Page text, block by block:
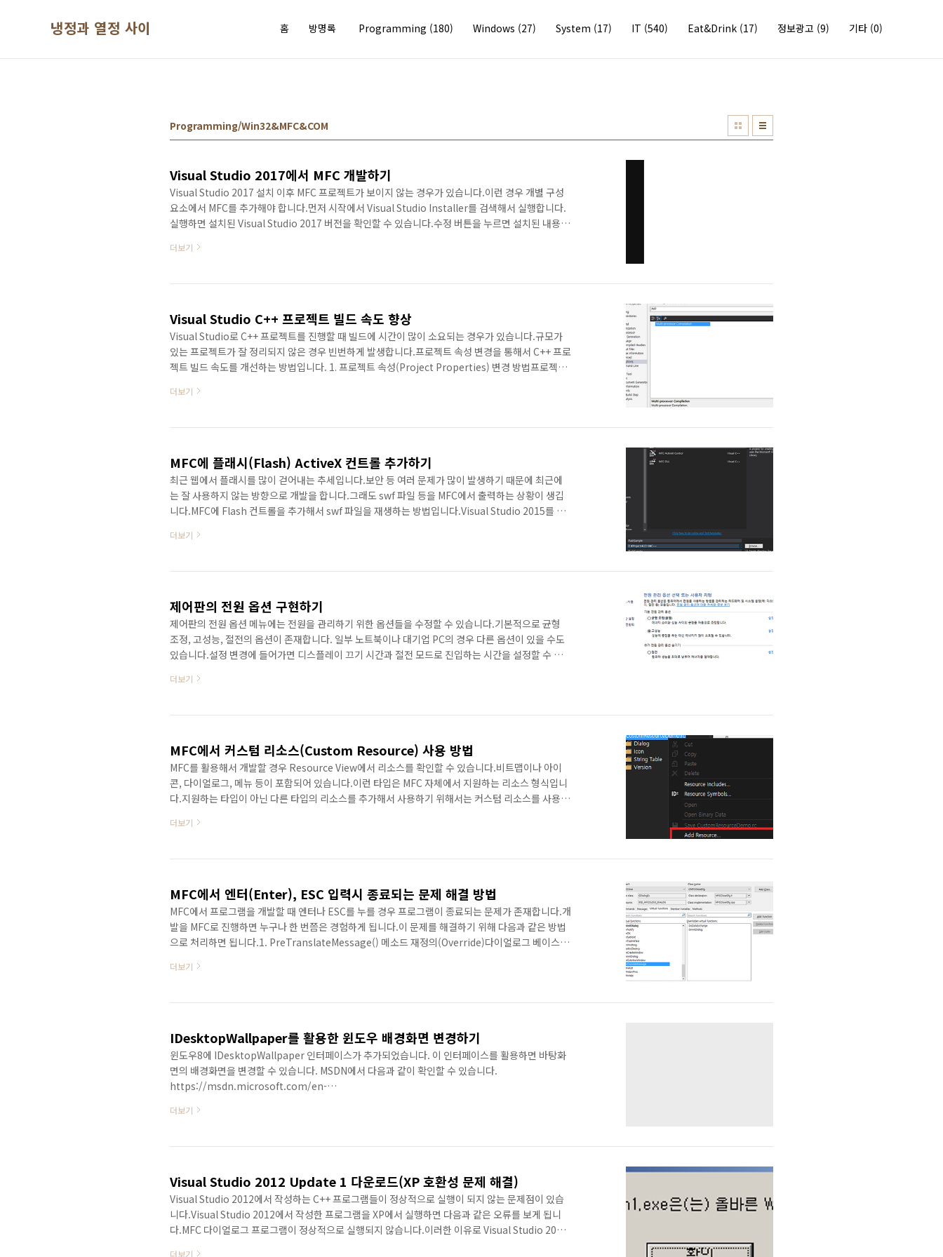
냉정과 열정 사이 홈 방명록 Programming (180) Windows (27) System (17) IT (540) Eat&Drink (17) 정보광고 (9) 기타 (0)
Programming/Win32&MFC&COM
Visual Studio 2017에서 MFC 개발하기
Visual Studio 2017 설치 이후 MFC 프로젝트가 보이지 않는 경우가 있습니다.이런 경우 개별 구성
요소에서 MFC를 추가해야 합니다.먼저 시작에서 Visual Studio Installer를 검색해서 실행합니다.
실행하면 설치된 Visual Studio 2017 버전을 확인할 수 있습니다.수정 버튼을 누르면 설치된 내용을
할 수 있습니다. 하단 부분의 MFC 및 ATL 지원(x86 및 x64)에 체크하고 좌측 하단의 수정 버튼을 누
좌측에서 C++의 MFC 옵션을 선택하면 MFC 응용프로그램 생..
더보기
Visual Studio C++ 프로젝트 빌드 속도 향상
Visual Studio로 C++ 프로젝트를 진행할 때 빌드에 시간이 많이 소요되는 경우가 있습니다.규모가
있는 프로젝트가 잘 정리되지 않은 경우 빈번하게 발생합니다.프로젝트 속성 변경을 통해서 C++ 프로
젝트 빌드 속도를 개선하는 방법입니다. 1. 프로젝트 속성(Project Properties) 변경 방법프로젝트
다.각 프로젝트 속성을 어디에 입력할지 모르는 경우 검색 방법은 다음과 같습니다.좌측의 C/C++과
하면 어디에 입력해야 되는지 표시가 됩니다. 2. 빌드 속도 최적화..
더보기
MFC에 플래시(Flash) ActiveX 컨트롤 추가하기
최근 웹에서 플래시를 많이 걷어내는 추세입니다.보안 등 여러 문제가 많이 발생하기 때문에 최근에
는 잘 사용하지 않는 방향으로 개발을 합니다.그래도 swf 파일 등을 MFC에서 출력하는 상황이 생깁
니다.MFC에 Flash 컨트롤을 추가해서 swf 파일을 재생하는 방법입니다.Visual Studio 2015를 기
로그 기반 프로젝트로 생성합니다. MFC 라이브러리를 static으로 사용하는 것 외에 다른 설정은 변
다. 다이얼로그 화면에서 마우스 오른쪽 클릭하면 메뉴가 표시됩니다.Insert ActiveX Contr..
더보기
제어판의 전원 옵션 구현하기
제어판의 전원 옵션 메뉴에는 전원을 관리하기 위한 옵션들을 수정할 수 있습니다.기본적으로 균형
조정, 고성능, 절전의 옵션이 존재합니다. 일부 노트북이나 대기업 PC의 경우 다른 옵션이 있을 수도
있습니다.설정 변경에 들어가면 디스플레이 끄기 시간과 절전 모드로 진입하는 시간을 설정할 수 있
가져오고 수정할 수 있는 API가 제공됩니다.Power Management Reference는 아래 링크를 통해
us/library/windows/desktop/aa373170(v=vs.85).aspx실제 값을 가져오기 위한 간단한 코드
더보기
MFC에서 커스텀 리소스(Custom Resource) 사용 방법
MFC를 활용해서 개발할 경우 Resource View에서 리소스를 확인할 수 있습니다.비트맵이나 아이
콘, 다이얼로그, 메뉴 등이 포함되어 있습니다.이런 타입은 MFC 자체에서 지원하는 리소스 형식입니
다.지원하는 타입이 아닌 다른 타입의 리소스를 추가해서 사용하기 위해서는 커스텀 리소스를 사용해
리소스에 추가하고 가져오는 방법입니다.먼저 Resource View로 이동해서 새로운 리소스를 추가합
니다.리소스를 추가할 수 있는 다이얼로그가 표시됩니다. 오른쪽에 있는 Import... 버튼을 클릭합니
더보기
MFC에서 엔터(Enter), ESC 입력시 종료되는 문제 해결 방법
MFC에서 프로그램을 개발할 때 엔터나 ESC를 누를 경우 프로그램이 종료되는 문제가 존재합니다.개
발을 MFC로 진행하면 누구나 한 번쯤은 경험하게 됩니다.이 문제를 해결하기 위해 다음과 같은 방법
으로 처리하면 됩니다.1. PreTranslateMessage() 메소드 재정의(Override)다이얼로그 베이스의
PreTranslateMessage() 메소드를 오버라이딩하는 방법입니다.이 메소드는 메시지가 처리되기 전
Wizard를 실행(Ctrl + Shift + X)합니다.Class name에는 Dlg가 뒤에 붙은 클래스..
더보기
IDesktopWallpaper를 활용한 윈도우 배경화면 변경하기
윈도우8에 IDesktopWallpaper 인터페이스가 추가되었습니다. 이 인터페이스를 활용하면 바탕화
면의 배경화면을 변경할 수 있습니다. MSDN에서 다음과 같이 확인할 수 있습니다.
https://msdn.microsoft.com/en-
기능을 쉽게 알 수 있습니다. 배경화면의 색을 지정하거나 이미지, 슬라이드쇼의 설정이 가능합니다.
::CoInitializeEx(nullptr, COINIT_APARTMENTTHREADED); CComPtr pWall..
더보기
Visual Studio 2012 Update 1 다운로드(XP 호환성 문제 해결)
Visual Studio 2012에서 작성하는 C++ 프로그램들이 정상적으로 실행이 되지 않는 문제점이 있습
니다.Visual Studio 2012에서 작성한 프로그램을 XP에서 실행하면 다음과 같은 오류를 보게 됩니
다.MFC 다이얼로그 프로그램이 정상적으로 실행되지 않습니다.이러한 이유로 Visual Studio 2012
더보기